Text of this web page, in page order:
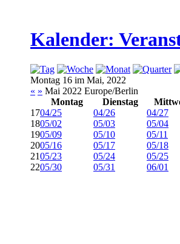
Kalender:
Montag 16 im Mai, 2022
« » Mai 2022 Europe/Berlin
Montag
Dienstag
1704/25 04/26 04/27
1805/02 05/03 05/04
1905/09 05/10 05/11
2005/16 05/17 05/18
2105/23 05/24 05/25
2205/30 05/31 06/01